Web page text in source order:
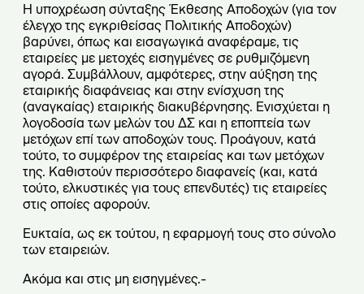
Η υποχρέωση σύνταξης Έκθεσης Αποδοχών (για τον
έλεγχο της εγκριθείσας Πολιτικής Αποδοχών)
βαρύνει, όπως και εισαγωγικά αναφέραμε, τις
εταιρείες με μετοχές εισηγμένες σε ρυθμιζόμενη
αγορά. Συμβάλλουν, αμφότερες, στην αύξηση της
εταιρικής διαφάνειας και στην ενίσχυση της
(αναγκαίας) εταιρικής διακυβέρνησης. Ενισχύεται η
λογοδοσία των μελών του ΔΣ και η εποπτεία των
μετόχων επί των αποδοχών τους. Προάγουν, κατά
τούτο, το συμφέρον της εταιρείας και των μετόχων
της. Καθιστούν περισσότερο διαφανείς (και, κατά
τούτο, ελκυστικές για τους επενδυτές) τις εταιρείες
στις οποίες αφορούν.
Ευκταία, ως εκ τούτου, η εφαρμογή τους στο σύνολο
των εταιρειών.
Ακόμα και στις μη εισηγμένες.-